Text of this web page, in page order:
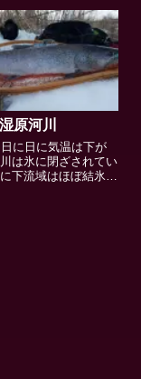
は一旦お預け状態。
釣りをしながら紅葉
るなど自然を満喫し
いた秋の楽しみを
原河川
に日に気温は下が
は氷に閉ざされてい
下流域はほぼ結氷し
かな、結氷前にもう